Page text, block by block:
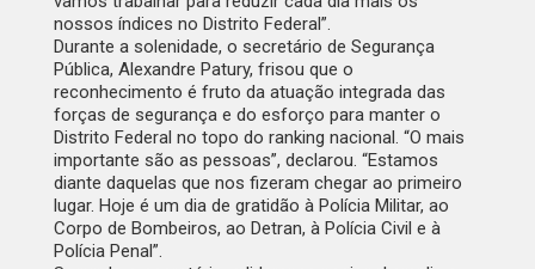
nossos índices no Distrito Federal”.
Durante a solenidade, o secretário de Segurança
Pública, Alexandre Patury, frisou que o
reconhecimento é fruto da atuação integrada das
forças de segurança e do esforço para manter o
Distrito Federal no topo do ranking nacional. “O mais
importante são as pessoas”, declarou. “Estamos
diante daquelas que nos fizeram chegar ao primeiro
lugar. Hoje é um dia de gratidão à Polícia Militar, ao
Corpo de Bombeiros, ao Detran, à Polícia Civil e à
Polícia Penal”.